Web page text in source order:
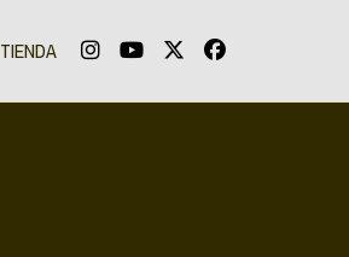
TIENDA